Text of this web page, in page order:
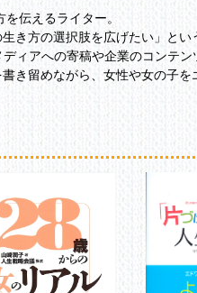
伝えるライター。
き方の選択肢を広げたい」とい
ィアへの寄稿や企業のコンテン
き留めながら、女性や女の子を